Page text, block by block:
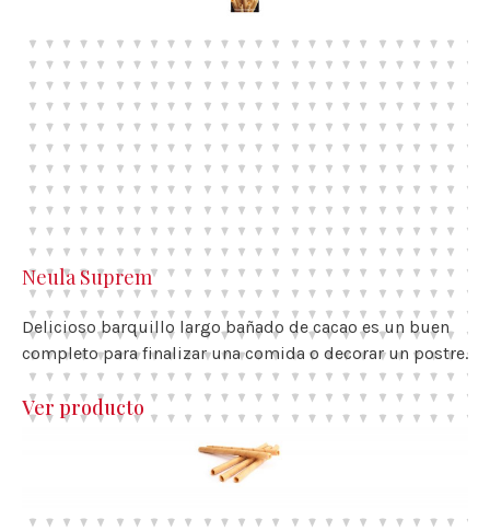
Neula Suprem
Delicioso barquillo largo bañado de cacao es un buen
completo para finalizar una comida o decorar un postre.
Ver producto